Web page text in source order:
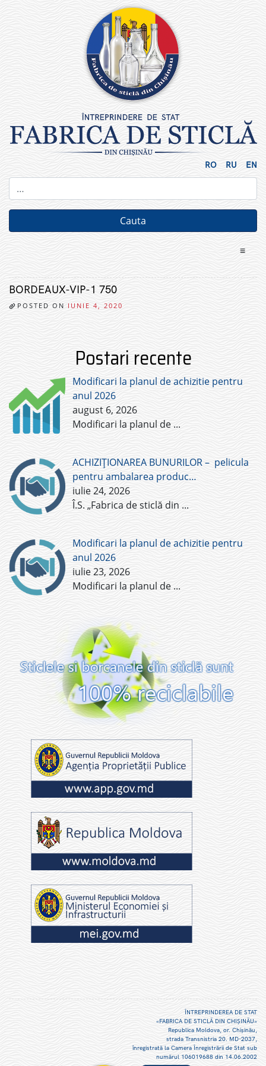
RO RU EN
≡
BORDEAUX-VIP-1 750
POSTED ON IUNIE 4, 2020
Postari recente
Modificari la planul de achizitie pentru
anul 2026
august 6, 2026
Modificari la planul de ...
ACHIZIȚIONAREA BUNURILOR – pelicula
pentru ambalarea produc…
iulie 24, 2026
Î.S. „Fabrica de sticlă din ...
Modificari la planul de achizitie pentru
anul 2026
iulie 23, 2026
Modificari la planul de ...
ÎNTREPRINDEREA DE STAT
«FABRICA DE STICLĂ DIN CHIŞINĂU»
Republica Moldova, or. Chişinău,
strada Transnistria 20. MD-2037,
înregistrată la Camera Înregistrării de Stat sub
numărul 106019688 din 14.06.2002